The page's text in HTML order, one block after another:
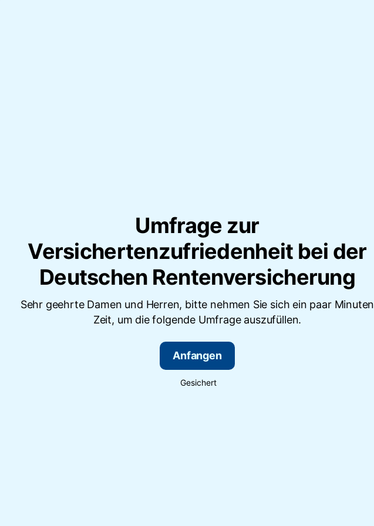
Umfrage zur
Versichertenzufriedenheit bei der
Deutschen Rentenversicherung
Sehr geehrte Damen und Herren, bitte nehmen Sie sich ein paar Minuten
Zeit, um die folgende Umfrage auszufüllen.
Anfangen
Gesichert